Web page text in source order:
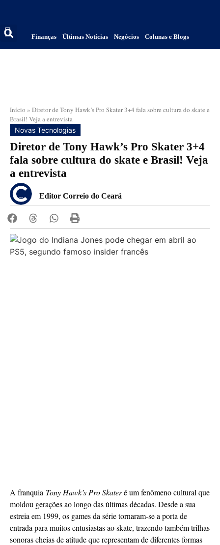
Finanças Últimas Notícias Negócios Colunas e Blogs
Início » Diretor de Tony Hawk’s Pro Skater 3+4 fala sobre cultura do skate e
Brasil! Veja a entrevista
Novas Tecnologias
Diretor de Tony Hawk’s Pro Skater 3+4
fala sobre cultura do skate e Brasil! Veja
a entrevista
Editor Correio do Ceará
A franquia Tony Hawk’s Pro Skateré um fenômeno cultural que
moldou gerações ao longo das últimas décadas. Desde a sua
estreia em 1999, os games da série tornaram-se a porta de
entrada para muitos entusiastas ao skate, trazendo também trilhas
sonoras cheias de atitude que representam de diferentes formas